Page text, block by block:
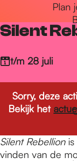
Plan
Silent
t/m 28 juli
Sorry, deze
Bekijk het
Silent Rebellionis
vinden van de